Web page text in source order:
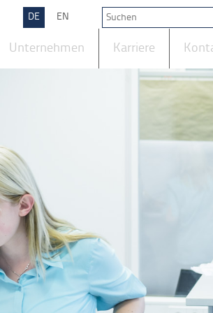
DE EN
Unternehmen Karriere